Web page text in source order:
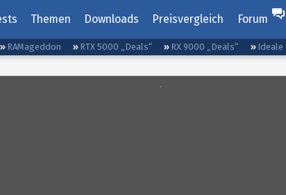
Themen Downloads Preisvergleich Forum
RAMageddon RTX 5000 „Deals“ RX 9000 „Deals“ Ideale